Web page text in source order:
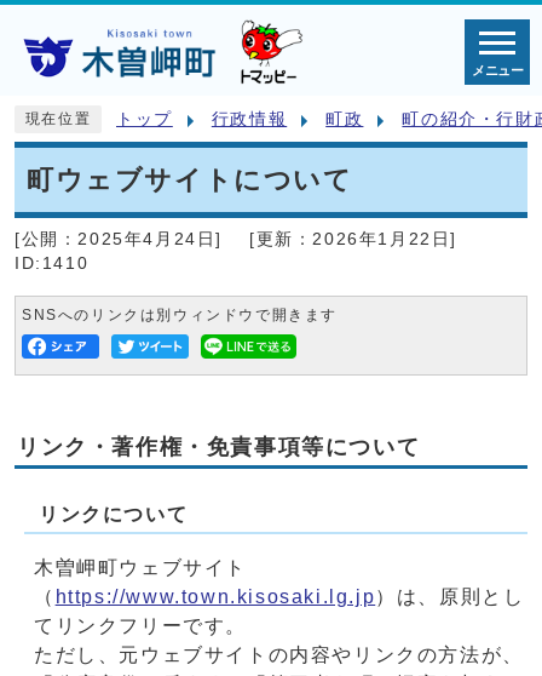
メニュー
現在位置 トップ 行政情報 町政 町の紹介・行財
町ウェブサイトについて
[公開： 2025年4月24日] [更新： 2026年1月22日]
ID:1410
SNSへのリンクは別ウィンドウで開きます
リンク・著作権・免責事項等について
リンクについて
木曽岬町ウェブサイト
（ https://www.town.kisosaki.lg.jp）は、原則とし
てリンクフリーです。
ただし、元ウェブサイトの内容やリンクの方法が、